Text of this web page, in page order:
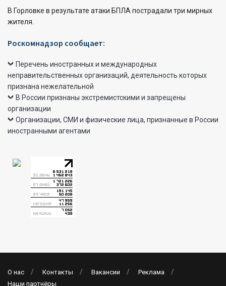
В Горловке в результате атаки БПЛА пострадали три мирных
жителя.
Роскомнадзор сообщает:
Перечень иностранных и международных
неправительственных организаций, деятельность которых
признана нежелательной
В России признаны экстремистскими и запрещены
организации
Организации, СМИ и физические лица, признанные в России
иностранными агентами
О нас Контакты Вакансии
Реклама
Наши партнёры